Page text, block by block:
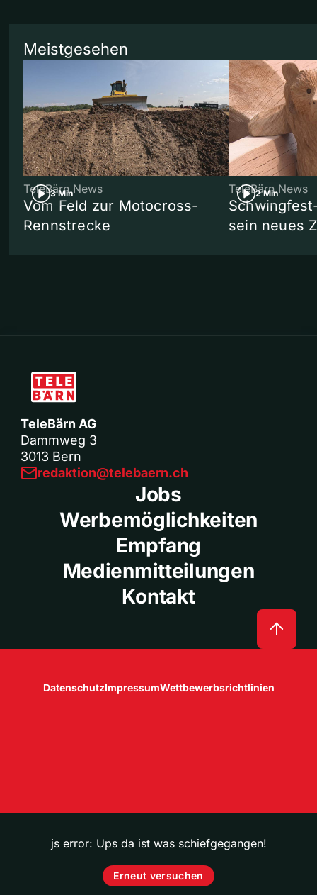
Meistgesehen
3 Min
TeleBärn News
Vom Feld zur Motocross-
Rennstrecke
2 Min
TeleBärn News
sein neues
TeleBärn AG
Dammweg 3
3013 Bern
redaktion@telebaern.ch
Jobs
Werbemöglichkeiten
Empfang
Medienmitteilungen
Kontakt
DatenschutzImpressumWettbewerbsrichtlinien
js error: Ups da ist was schiefgegangen!
Erneut versuchen